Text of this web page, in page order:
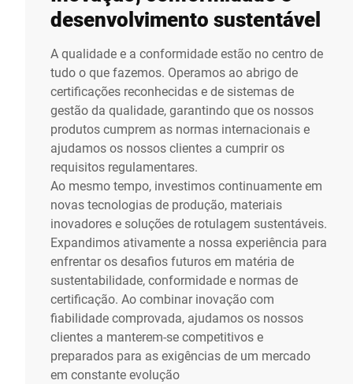
desenvolvimento sustentável
A qualidade e a conformidade estão no centro de
tudo o que fazemos. Operamos ao abrigo de
certificações reconhecidas e de sistemas de
gestão da qualidade, garantindo que os nossos
produtos cumprem as normas internacionais e
ajudamos os nossos clientes a cumprir os
requisitos regulamentares.
Ao mesmo tempo, investimos continuamente em
novas tecnologias de produção, materiais
inovadores e soluções de rotulagem sustentáveis.
Expandimos ativamente a nossa experiência para
enfrentar os desafios futuros em matéria de
sustentabilidade, conformidade e normas de
certificação. Ao combinar inovação com
fiabilidade comprovada, ajudamos os nossos
clientes a manterem-se competitivos e
preparados para as exigências de um mercado
em constante evolução